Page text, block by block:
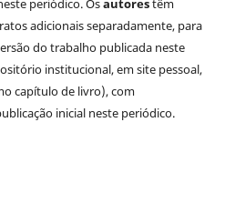
periódico. Osautorestêm
adicionais separadamente, para
do trabalho publicada neste
institucional, em site pessoal,
capítulo de livro), com
inicial neste periódico.